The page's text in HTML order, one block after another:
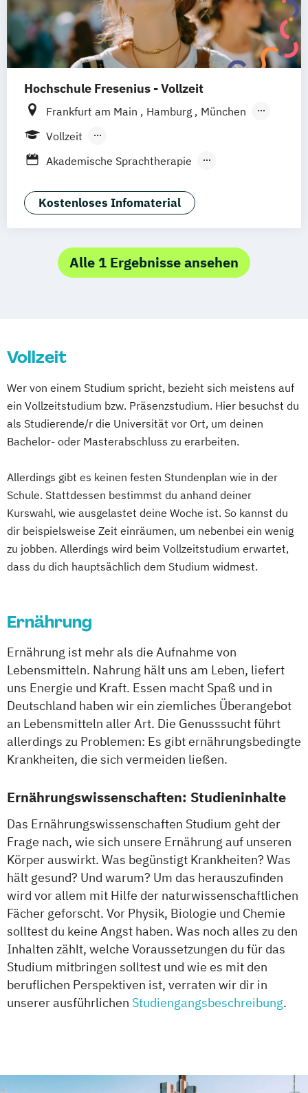
Hochschule Fresenius - Vollzeit
Frankfurt am Main Hamburg
München
Düsseldorf
Braunschweig Erfurt
Vollzeit
Berufsbegleitendes Präsenzstudium
Akademische Sprachtherapie
Biomedicine (EN) Chiropraktik
Ernährung & Fitness in der Prävention
International Health Economics &
Pharmacoeconomics (EN)
Kostenloses Infomaterial
Alle 1 Ergebnisse ansehen
Vollzeit
Wer von einem Studium spricht, bezieht sich meistens auf
ein Vollzeitstudium bzw. Präsenzstudium. Hier besuchst du
als Studierende/r die Universität vor Ort, um deinen
Bachelor- oder Masterabschluss zu erarbeiten.
Allerdings gibt es keinen festen Stundenplan wie in der
Schule. Stattdessen bestimmst du anhand deiner
Kurswahl, wie ausgelastet deine Woche ist. So kannst du
dir beispielsweise Zeit einräumen, um nebenbei ein wenig
zu jobben. Allerdings wird beim Vollzeitstudium erwartet,
dass du dich hauptsächlich dem Studium widmest.
Ernährung
Ernährung ist mehr als die Aufnahme von
Lebensmitteln. Nahrung hält uns am Leben, liefert
uns Energie und Kraft. Essen macht Spaß und in
Deutschland haben wir ein ziemliches Überangebot
an Lebensmitteln aller Art. Die Genusssucht führt
allerdings zu Problemen: Es gibt ernährungsbedingte
Krankheiten, die sich vermeiden ließen.
Ernährungswissenschaften: Studieninhalte
Das Ernährungswissenschaften Studium geht der
Frage nach, wie sich unsere Ernährung auf unseren
Körper auswirkt. Was begünstigt Krankheiten? Was
hält gesund? Und warum? Um das herauszufinden
wird vor allem mit Hilfe der naturwissenschaftlichen
Fächer geforscht. Vor Physik, Biologie und Chemie
solltest du keine Angst haben. Was noch alles zu den
Inhalten zählt, welche Voraussetzungen du für das
Studium mitbringen solltest und wie es mit den
beruflichen Perspektiven ist, verraten wir dir in
unserer ausführlichen Studiengangsbeschreibung.